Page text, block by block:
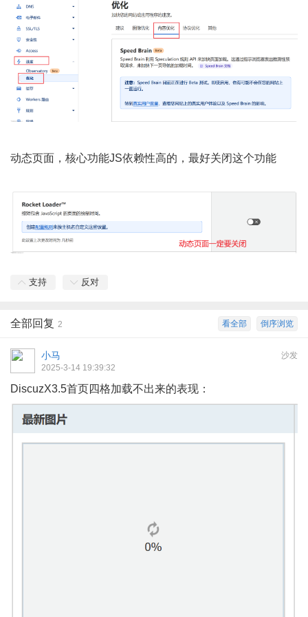
动态页面，核心功能JS依赖性高的，最好关闭这个功能
支持 反对
倒序浏览
看全部
全部回复 2
沙发
小马
2025-3-14 19:39:32
DiscuzX3.5首页四格加载不出来的表现：